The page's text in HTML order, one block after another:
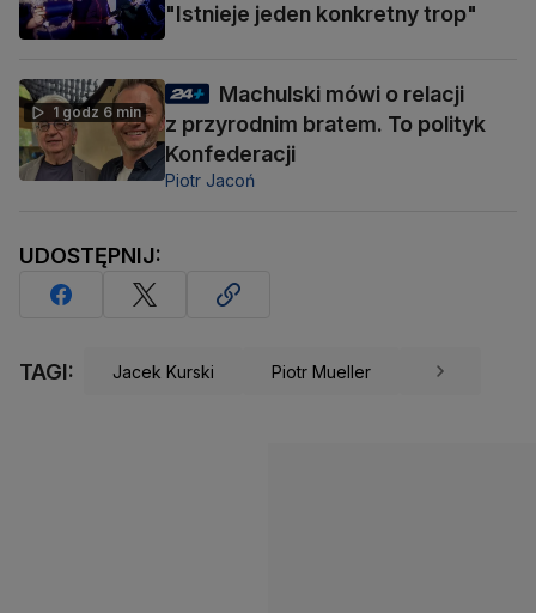
"Istnieje jeden konkretny trop"
1 godz 6 min
Machulski mówi o relacji
z przyrodnim bratem. To polityk
Konfederacji
Piotr Jacoń
UDOSTĘPNIJ:
TAGI: Jacek Kurski Piotr Mueller